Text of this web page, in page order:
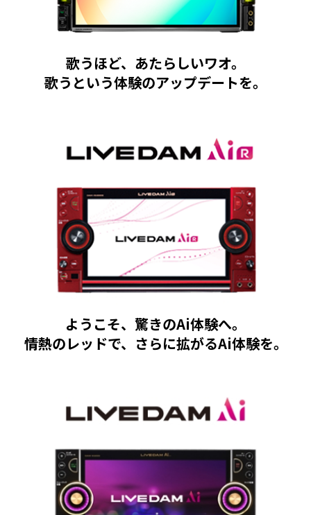
歌うほど、あたらしいワオ。
歌うという体験のアップデートを。
ようこそ、驚きのAi体験へ。
情熱のレッドで、さらに拡がるAi体験を。